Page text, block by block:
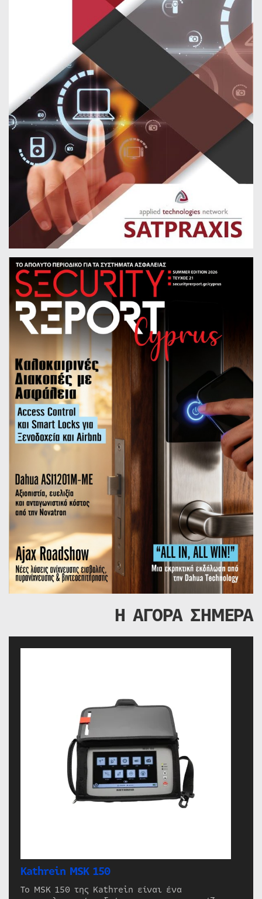
Η ΑΓΟΡΑ ΣΗΜΕΡΑ
Kathrein MSK 150
Το MSK 150 της Kathrein είναι ένα